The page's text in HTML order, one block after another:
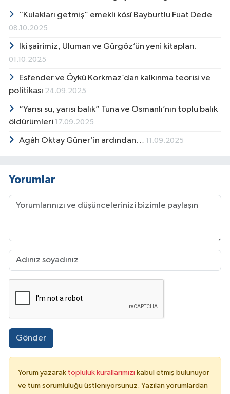
“Kulakları getmiş” emekli kösî Bayburtlu Fuat Dede
08.10.2025
İki şairimiz, Uluman ve Gürgöz’ün yeni kitapları.
01.10.2025
Esfender ve Öykü Korkmaz’dan kalkınma teorisi ve
politikası 24.09.2025
“Yarısı su, yarısı balık” Tuna ve Osmanlı’nın toplu balık
öldürümleri 17.09.2025
Agâh Oktay Güner’in ardından… 11.09.2025
Yorumlar
Gönder
Yorum yazarak topluluk kurallarımızı kabul etmiş bulunuyor
ve tüm sorumluluğu üstleniyorsunuz. Yazılan yorumlardan